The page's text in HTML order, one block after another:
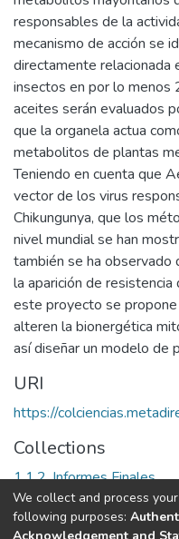
responsables de la
mecanismo de acción se
directamente relacionada
insectos en por lo menos
aceites serán evaluados
que la organela actua
metabolitos de plantas
Teniendo en cuenta que
vector de los virus
Chikungunya, que los
nivel mundial se han
también se ha observado
la aparición de
este proyecto se
alteren la bionergética
así diseñar un modelo de
URI
https://
Collections
1.1.2. Informes Finales
Full item page
We collect and process
following purposes: